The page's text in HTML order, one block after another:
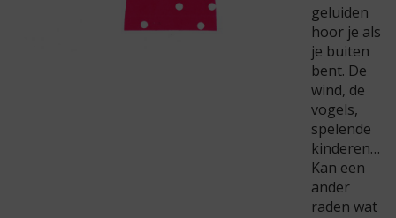
geluiden
hoor je als
je buiten
bent. De
wind, de
vogels,
spelende
kinderen…
Kan een
ander
raden wat